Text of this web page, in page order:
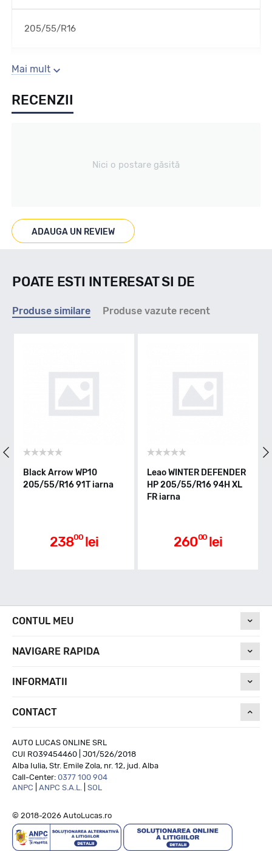
205/55/R16
Sezon
Iarna
Marcaje
Indice viteza
Aderenta pe carosabil ud
Nivel de zgomot
72
Mai mult
RECENZII
Nici o postare găsită
ADAUGA UN REVIEW
POATE ESTI INTERESAT SI DE
Produse similare Produse vazute recent
Black Arrow WP10
205/55/R16 91T iarna
23800 lei
Leao WINTER DEFENDER
HP 205/55/R16 94H XL
FR iarna
26000 lei
CONTUL MEU
NAVIGARE RAPIDA
INFORMATII
CONTACT
AUTO LUCAS ONLINE SRL
CUI RO39454460 | J01/526/2018
Alba Iulia, Str. Emile Zola, nr. 12, jud. Alba
Call-Center: 0377 100 904
ANPC
ANPC S.A.L. SOL
© 2018-2026 AutoLucas.ro